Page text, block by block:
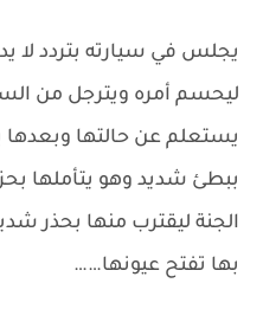
يجلس في سيارته بتردد لا
ليحسم أمره ويترجل من
يستعلم عن حالتها وبعدها
ببطئ شديد وهو يتأملها
الجنة ليقترب منها بحذر
بها تفتح عيونها……